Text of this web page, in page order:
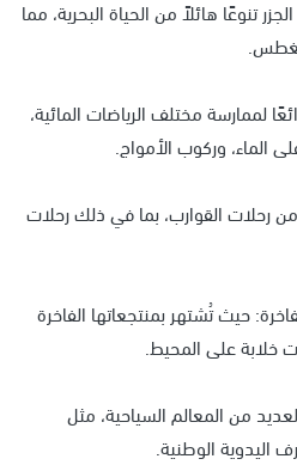
تنوعًا هائلاً من الحياة البحرية، مما
لممارسة مختلف الرياضات المائية،
الماء، وركوب الأمواج.
من رحلات القوارب، بما في ذلك رحلات
حيث تُشتهر بمنتجعاتها الفاخرة
خلابة على المحيط.
من المعالم السياحية، مثل
اليدوية الوطنية.